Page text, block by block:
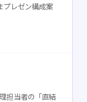
プレゼン構成案
担当者の「直結